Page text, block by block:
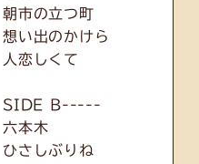
朝市の立つ町
想い出のかけら
人恋しくて
SIDE B-----
六本木
ひさしぶりね